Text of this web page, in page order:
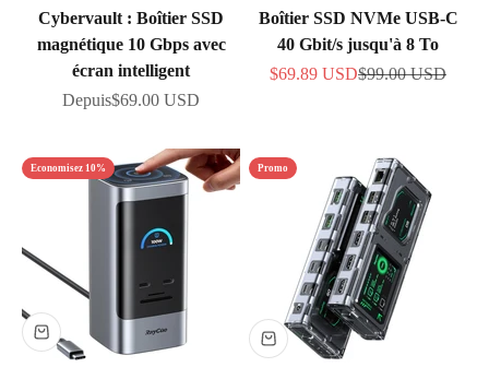
Cybervault : Boîtier SSD
magnétique 10 Gbps avec
écran intelligent
Prix de vente
Depuis$69.00 USD
Boîtier SSD NVMe USB-C
40 Gbit/s jusqu'à 8 To
Prix de vente
$69.89 USDPrix normal
$99.00 USD
Economisez 10% Promo